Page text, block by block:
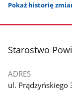
Pokaż historię
stopka
Starostwo
ADRES
ul. Prądzyńskiego